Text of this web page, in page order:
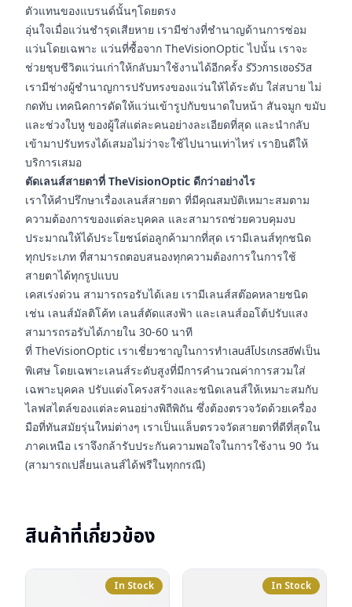
ตัวแทนของแบรนด์นั้นๆโดยตรง
อุ่นใจเมื่อแว่นชำรุดเสียหาย เรามีช่างที่ชำนาญด้านการซ่อม
แว่นโดยเฉพาะ แว่นที่ซื้อจาก TheVisionOptic ไปนั้น เราจะ
ช่วยชุบชีวิตแว่นเก่าให้กลับมาใช้งานได้อีกครั้ง รีวิวการเซอร์วิส
เรามีช่างผู้ชำนาญการปรับทรงของแว่นให้ได้ระดับ ใส่สบาย ไม่
กดทับ เทคนิคการดัดให้แว่นเข้ารูปกับขนาดใบหน้า สันจมูก ขมับ
และช่วงใบหู ของผู้ใส่แต่ละคนอย่างละเอียดที่สุด และนำกลับ
เข้ามาปรับทรงได้เสมอไม่ว่าจะใช้ไปนานเท่าไหร่ เรายินดีให้
บริการเสมอ
ตัดเลนส์สายตาที่ TheVisionOptic ดีกว่าอย่างไร
เราให้คำปรึกษาเรื่องเลนส์สายตา ที่มีคุณสมบัติเหมาะสมตาม
ความต้องการของแต่ละบุคคล และสามารถช่วยควบคุมงบ
ประมาณให้ได้ประโยชน์ต่อลูกค้ามากที่สุด เรามีเลนส์ทุกชนิด
ทุกประเภท ที่สามารถตอบสนองทุกความต้องการในการใช้
สายตาได้ทุกรูปแบบ
เคสเร่งด่วน สามารถรอรับได้เลย เรามีเลนส์สต๊อคหลายชนิด
เช่น เลนส์มัลติโค้ท เลนส์ตัดแสงฟ้า และเลนส์ออโต้ปรับแสง
สามารถรอรับได้ภายใน 30-60 นาที
ที่ TheVisionOptic เราเชี่ยวชาญในการทำเลนส์โปรเกรสซีฟเป็น
พิเศษ โดยเฉพาะเลนส์ระดับสูงที่มีการคำนวณค่าการสวมใส่
เฉพาะบุคคล ปรับแต่งโครงสร้างและชนิดเลนส์ให้เหมาะสมกับ
ไลฟสไตล์ของแต่ละคนอย่างพิถีพิถัน ซึ่งต้องตรวจวัดด้วยเครื่อง
มือที่ทันสมัยรุ่นใหม่ต่างๆ เราเป็นแล็บตรวจวัดสายตาที่ดีที่สุดใน
ภาคเหนือ เราจึงกล้ารับประกันความพอใจในการใช้งาน 90 วัน
(สามารถเปลี่ยนเลนส์ได้ฟรีในทุกกรณี)
สินค้าที่เกี่ยวข้อง
In Stock In Stock